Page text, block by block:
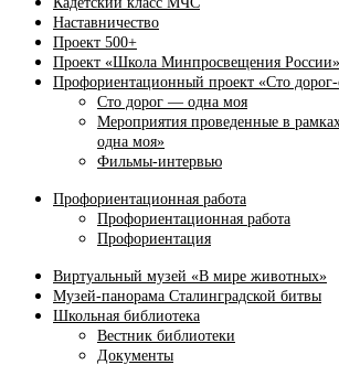
Наставничество
Проект 500+
Проект «Школа Минпросвещения России»
Профориентационный проект «Сто
Сто дорог — одна моя
Мероприятия проведенные в
одна моя»
Фильмы-интервью
Профориентационная работа
Профориентационная работа
Профориентация
Виртуальный музей «В мире животных»
Музей-панорама Сталинградской битвы
Школьная библиотека
Вестник библиотеки
Документы